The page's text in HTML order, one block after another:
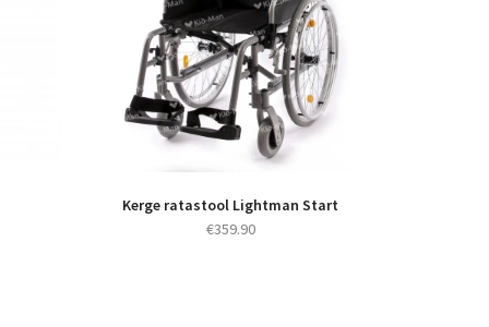
Kerge ratastool Lightman Start
€359.90